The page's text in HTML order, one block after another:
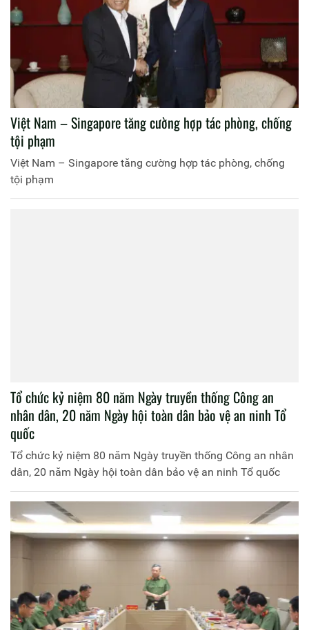
Việt Nam – Singapore tăng cường hợp tác phòng, chống
tội phạm
Việt Nam – Singapore tăng cường hợp tác phòng, chống
tội phạm
Tổ chức kỷ niệm 80 năm Ngày truyền thống Công an
nhân dân, 20 năm Ngày hội toàn dân bảo vệ an ninh Tổ
quốc
Tổ chức kỷ niệm 80 năm Ngày truyền thống Công an nhân
dân, 20 năm Ngày hội toàn dân bảo vệ an ninh Tổ quốc